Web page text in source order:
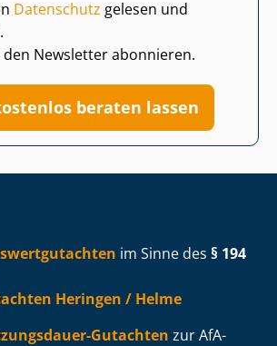
Datenschutz gelesen und
Newsletter abonnieren.
beraten lassen
im Sinne des § 194
Heringen / Helme
Gutachten zur AfA-